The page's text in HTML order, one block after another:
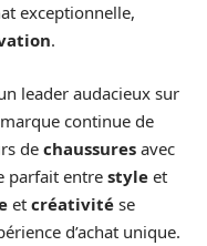
exceptionnelle,
.
leader audacieux sur
continue de
de chaussures avec
parfait entre style et
et créativité se
d’achat unique.